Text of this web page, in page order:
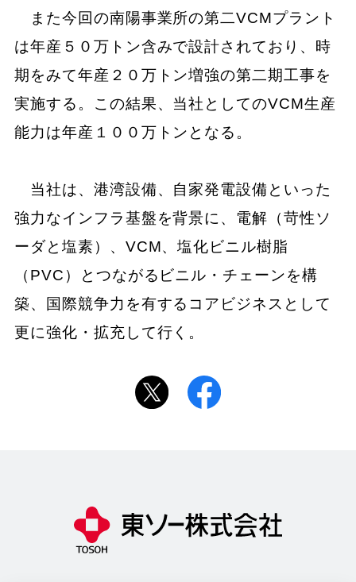
また今回の南陽事業所の第二VCMプラント
は年産５０万トン含みで設計されており、時
期をみて年産２０万トン増強の第二期工事を
実施する。この結果、当社としてのVCM生産
能力は年産１００万トンとなる。
当社は、港湾設備、自家発電設備といった
強力なインフラ基盤を背景に、電解（苛性ソ
ーダと塩素）、VCM、塩化ビニル樹脂
（PVC）とつながるビニル・チェーンを構
築、国際競争力を有するコアビジネスとして
更に強化・拡充して行く。